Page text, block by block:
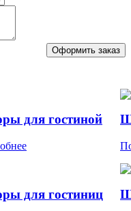
Оформить заказ
для гостиной
для гостиниц